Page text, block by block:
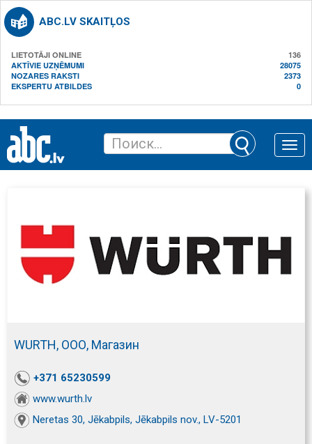
ABC.LV SKAITĻOS
LIETOTĀJI ONLINE
136
AKTĪVIE UZŅĒMUMI
28075
NOZARES RAKSTI
2373
EKSPERTU ATBILDES
0
Toggle
WURTH, ООО, Магазин
+371 65230599
www.wurth.lv
Neretas 30, Jēkabpils, Jēkabpils nov., LV-5201